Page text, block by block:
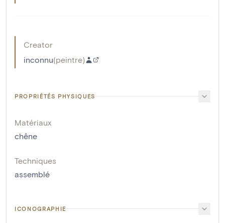
Creator
inconnu(peintre)
PROPRIÉTÉS PHYSIQUES
Matériaux
chêne
Techniques
assemblé
ICONOGRAPHIE